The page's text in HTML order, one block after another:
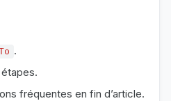
.
fréquentes en fin d’article.